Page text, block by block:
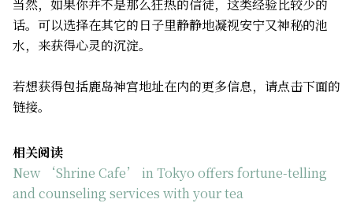
当然，如果你并不是那么狂热的信徒，这类经验比较少的
话。可以选择在其它的日子里静静地凝视安宁又神秘的池
水，来获得心灵的沉淀。
若想获得包括鹿岛神宫地址在内的更多信息，请点击下面的
链接。
相关阅读
New ‘Shrine Cafe’ in Tokyo offers fortune-telling
and counseling services with your tea